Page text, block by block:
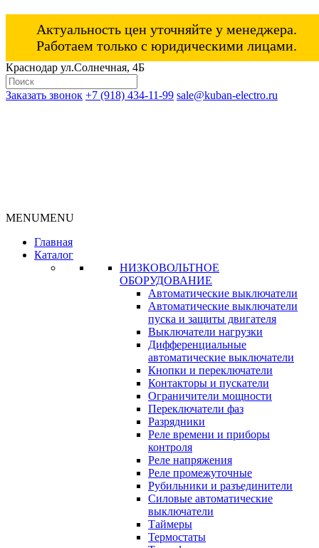
Актуальность цен уточняйте у менеджера.
Работаем только с юридическими лицами.
Краснодар ул.Солнечная, 4Б
Заказать звонок +7 (918) 434-11-99 sale@kuban-electro.ru
MENUMENU
Главная
Каталог
НИЗКОВОЛЬТНОЕ
ОБОРУДОВАНИЕ
Автоматические выключатели
Автоматические выключатели
пуска и защиты двигателя
Выключатели нагрузки
Дифференциальные
автоматические выключатели
Кнопки и переключатели
Контакторы и пускатели
Ограничители мощности
Переключатели фаз
Разрядники
Реле времени и приборы
контроля
Реле напряжения
Реле промежуточные
Рубильники и разъединители
Силовые автоматические
выключатели
Таймеры
Термостаты